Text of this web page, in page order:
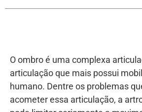
O ombro é uma complexa
articulação que mais possui
humano. Dentre os problemas
acometer essa articulação, a